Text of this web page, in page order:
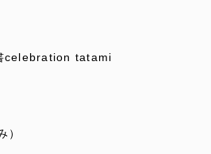
celebration tatami
）